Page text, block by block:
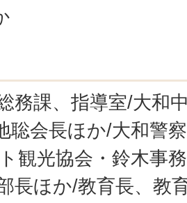
務課、指導室/大和
聡会長ほか/大和警
観光協会・鈴木事
長ほか/教育長、教